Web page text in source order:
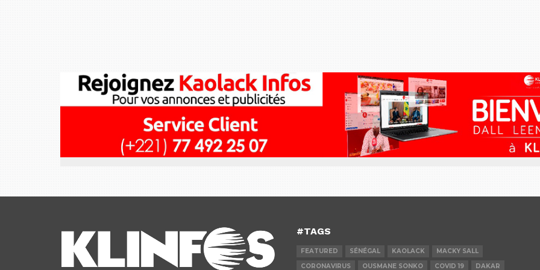
#TAGS
FEATURED SÉNÉGAL KAOLACK
MACKY SALL
CORONAVIRUS
OUSMANE SONKO COVID 19 DAKAR